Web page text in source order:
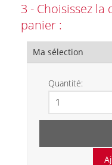
3 - Choisissez
panier :
Ma sélection
Quantité: